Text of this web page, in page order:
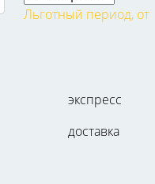
Льготный период, от
экспресс
доставка